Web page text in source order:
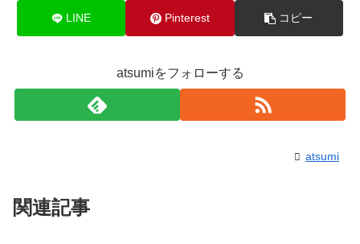
LINE Pinterest コピー
atsumiをフォローする
atsumi
関連記事